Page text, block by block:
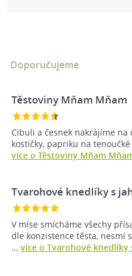
Doporučujeme
Těstoviny Mňam Mňam
Cibuli a česnek nakrájíme
kostičky, papriku na
více o Těstoviny Mňam
Tvarohové knedlíky s
V míse smícháme všechy
dle konzistence těsta, nesmí
… více o Tvarohové